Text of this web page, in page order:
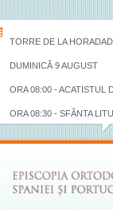
TORRE DE LA
DUMINICĂ 9 AUGUST
ORA 08:00 - ACATISTUL
ORA 08:30 - SFÂNTA